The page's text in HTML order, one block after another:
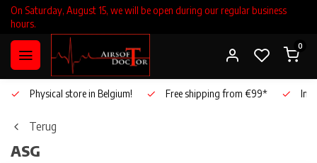
On Saturday, August 15, we will be open during our regular business
hours.
0
Physical store in Belgium! Free shipping from €99*
Terug
ASG